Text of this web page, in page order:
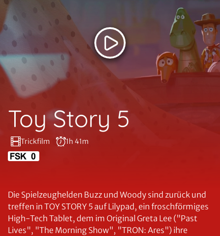
Toy Story 5
Trickfilm 1h 41m
Die Spielzeughelden Buzz und Woody sind zurück und
treffen in TOY STORY 5 auf Lilypad, ein froschförmiges
High-Tech Tablet, dem im Original Greta Lee ("Past
Lives", "The Morning Show", "TRON: Ares") ihre